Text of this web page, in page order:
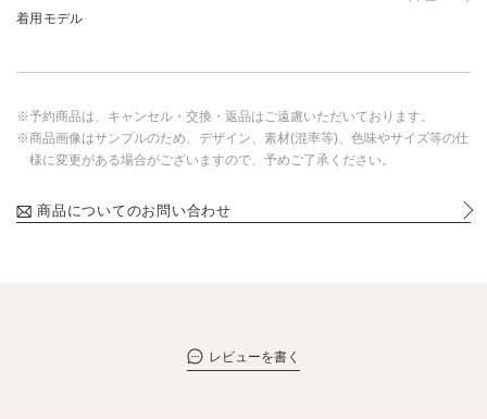
着用モデル
※予約商品は、キャンセル・交換・返品はご遠慮いただいております。
※商品画像はサンプルのため、デザイン、素材(混率等)、色味やサイズ等の仕
様に変更がある場合がございますので、予めご了承ください。
商品についてのお問い合わせ
レビューを書く